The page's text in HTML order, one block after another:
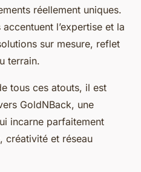
réellement uniques.
l’expertise et la
sur mesure, reflet
terrain.
tous ces atouts, il est
GoldNBack, une
incarne parfaitement
créativité et réseau